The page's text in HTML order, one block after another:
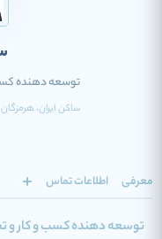
توسعه دهنده
ساکنایران، هرمزگان
معرفی اطلاعات تماس
توسعه دهنده کسب و کار و